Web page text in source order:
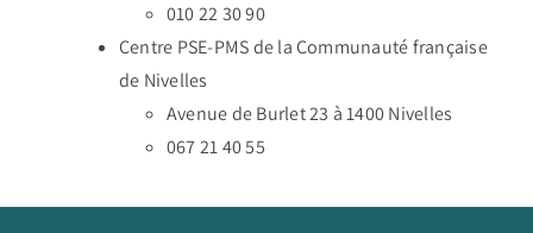
010 22 30 90
Centre PSE-PMS de la Communauté française
de Nivelles
Avenue de Burlet 23 à 1400 Nivelles
067 21 40 55